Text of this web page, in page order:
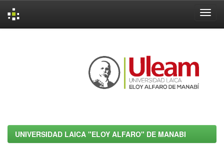
UNIVERSIDAD LAICA "ELOY ALFARO" DE MANABI